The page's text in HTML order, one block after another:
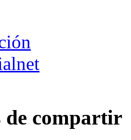
de compartir